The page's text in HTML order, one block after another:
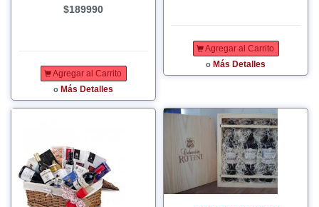
$189990
Agregar al Carrito
o Más Detalles
Agregar al Carrito
o Más Detalles